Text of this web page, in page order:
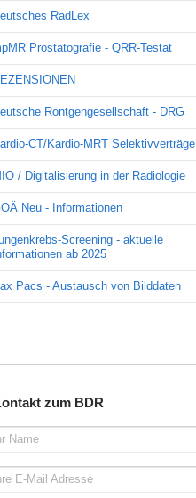
RadLex
Prostatografie - QRR-Testat
Röntgengesellschaft - DRG
CT/Kardio-MRT Selektivverträge
/ Digitalisierung in der Radiologie
Neu - Informationen
Screening - aktuelle
ab 2025
Pacs - Austausch von Bilddaten
zum BDR
Name
E-Mail Adresse